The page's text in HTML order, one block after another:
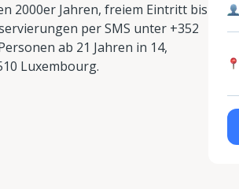
2000er Jahren, freiem Eintritt bis
per SMS unter +352
ab 21 Jahren in 14,
Luxembourg.